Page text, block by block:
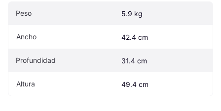
Peso 5.9 kg
Ancho 42.4 cm
Profundidad 31.4 cm
Altura 49.4 cm